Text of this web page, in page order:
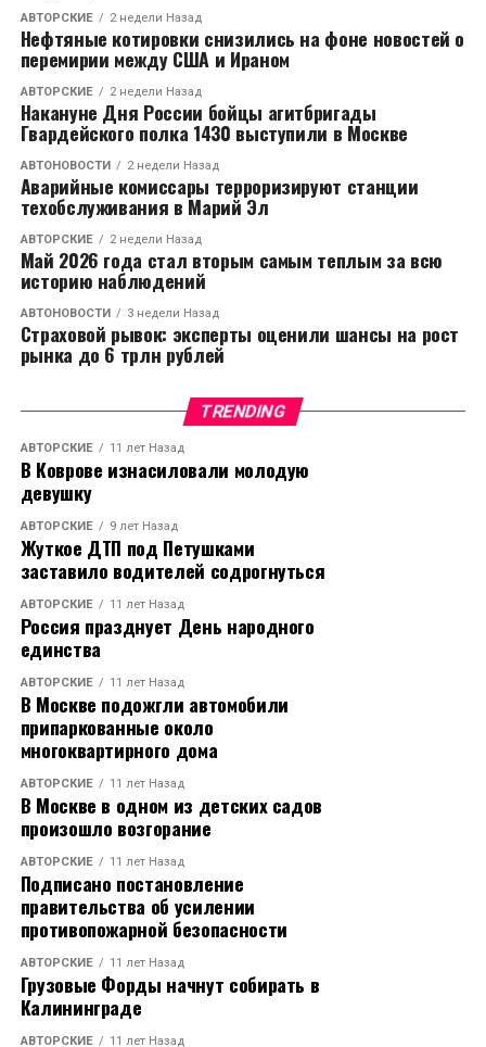
«Запад создает хаос и
нестабильность в
разных частях света,
стремясь удержать
свою гегемонию», —
заявил он.
Кроме того, представитель КНДР заявил, что страна
продолжает реализовывать внутренние реформы и
развивает национальные проекты в сферах
образования, здравоохранения и науки.
«Наш народ
демонстрирует
значительные
достижения в
процессе построения
процветающего
общества», — отметил
Пак.
На конференции также присутствовал спикер
Национальной ассамблеи Республики Корея У Вон
Сик. В своём выступлении он выразил надежду на
поддержание диалога между двумя Кореями,
несмотря на сохраняющееся политическое
напряжение. При этом прямой встречи между
представителями Пхеньяна и Сеула не состоялось.
Отдельное заявление по поводу возможного
возобновления контактов между лидерами США и
КНДР сделала сестра северокорейского лидера Ким
Ё Чжон. Она подчеркнула, что любые переговоры с
АВТОРСКИЕ 2 недели Назад
Нефтяные котировки снизились на фоне новостей о
перемирии между США и Ираном
АВТОРСКИЕ 2 недели Назад
Накануне Дня России бойцы агитбригады
Гвардейского полка 1430 выступили в Москве
АВТОНОВОСТИ 2 недели Назад
Аварийные комиссары терроризируют станции
техобслуживания в Марий Эл
АВТОРСКИЕ 2 недели Назад
Май 2026 года стал вторым самым теплым за всю
историю наблюдений
АВТОНОВОСТИ 3 недели Назад
Страховой рывок: эксперты оценили шансы на рост
рынка до 6 трлн рублей
TRENDING
АВТОРСКИЕ 11 лет Назад
В Коврове изнасиловали молодую
девушку
АВТОРСКИЕ 9 лет Назад
Жуткое ДТП под Петушками
заставило водителей содрогнуться
АВТОРСКИЕ 11 лет Назад
Россия празднует День народного
единства
АВТОРСКИЕ 11 лет Назад
В Москве подожгли автомобили
припаркованные около
многоквартирного дома
АВТОРСКИЕ 11 лет Назад
В Москве в одном из детских садов
произошло возгорание
АВТОРСКИЕ 11 лет Назад
Подписано постановление
правительства об усилении
противопожарной безопасности
АВТОРСКИЕ 11 лет Назад
Грузовые Форды начнут собирать в
Калининграде
АВТОРСКИЕ 11 лет Назад